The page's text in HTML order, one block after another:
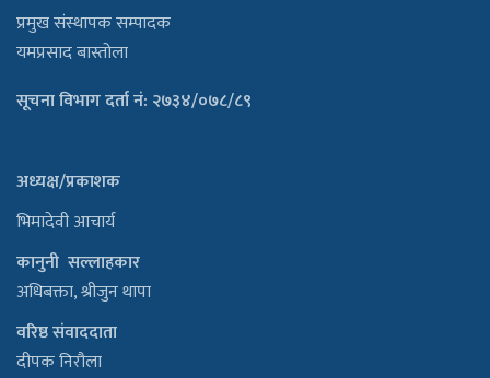
प्रमुख संस्थापक सम्पादक
यमप्रसाद बास्तोला
सूचना विभाग दर्ता नं: २७३४/०७८/८९
अध्यक्ष/प्रकाशक
भिमादेवी आचार्य
कानुनी सल्लाहकार
अधिबक्ता, श्रीजुन थापा
वरिष्ठ संवाददाता
दीपक निरौला